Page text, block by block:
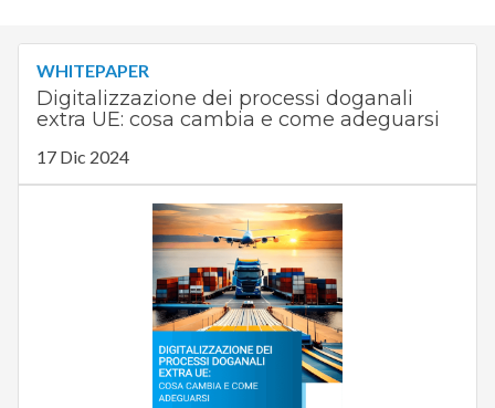
WHITEPAPER
Digitalizzazione dei processi doganali
extra UE: cosa cambia e come adeguarsi
17 Dic 2024